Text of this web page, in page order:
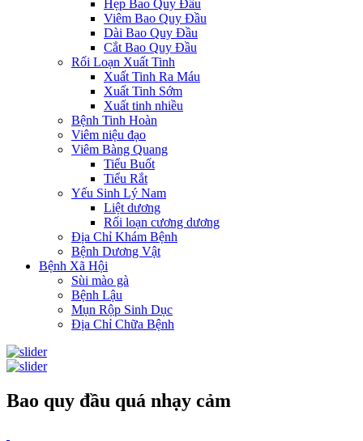
Hẹp Bao Quy Đầu
Viêm Bao Quy Đầu
Dài Bao Quy Đầu
Cắt Bao Quy Đầu
Rối Loạn Xuất Tinh
Xuất Tinh Ra Máu
Xuất Tinh Sớm
Xuất tinh nhiều
Bệnh Tinh Hoàn
Viêm niệu đạo
Viêm Bàng Quang
Tiểu Buốt
Tiểu Rắt
Yếu Sinh Lý Nam
Liệt dương
Rối loạn cương dương
Địa Chỉ Khám Bệnh
Bệnh Dương Vật
Bệnh Xã Hội
Sùi mào gà
Bệnh Lậu
Mụn Rộp Sinh Dục
Địa Chỉ Chữa Bệnh
Bao quy đầu quá nhạy cảm